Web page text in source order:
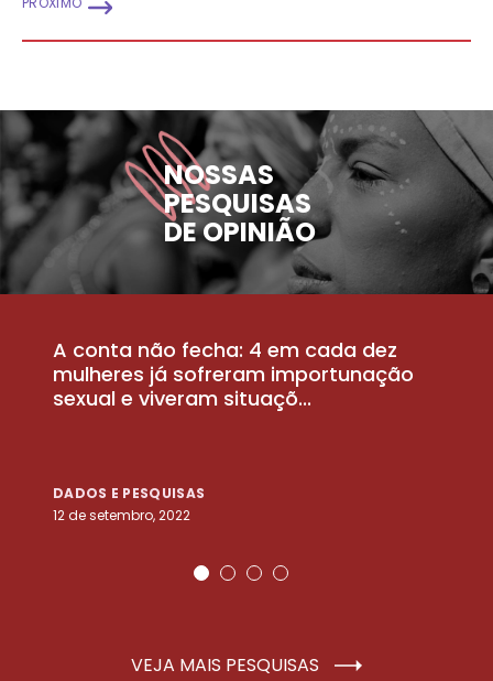
NOSSAS
PESQUISAS
DE OPINIÃO
A conta não fecha: 4 em cada dez
mulheres já sofreram importunação
sexual e viveram situaçõ...
DADOS E PESQUISAS
12 de setembro, 2022
VEJA MAIS PESQUISAS